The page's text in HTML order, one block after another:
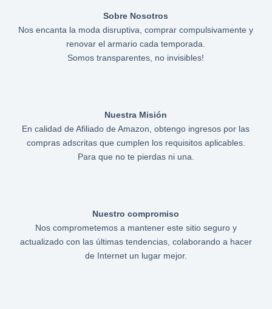
Sobre Nosotros
Nos encanta la moda disruptiva, comprar compulsivamente y
renovar el armario cada temporada.
Somos transparentes, no invisibles!
Nuestra Misión
En calidad de Afiliado de Amazon, obtengo ingresos por las
compras adscritas que cumplen los requisitos aplicables.
Para que no te pierdas ni una.
Nuestro compromiso
Nos comprometemos a mantener este sitio seguro y
actualizado con las últimas tendencias, colaborando a hacer
de Internet un lugar mejor.